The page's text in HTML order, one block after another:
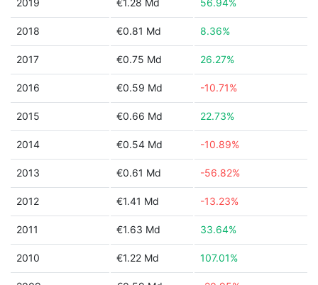
2019 €1.28 Md 56.94%
2018 €0.81 Md 8.36%
2017 €0.75 Md 26.27%
2016 €0.59 Md -10.71%
2015 €0.66 Md 22.73%
2014 €0.54 Md -10.89%
2013 €0.61 Md -56.82%
2012 €1.41 Md -13.23%
2011 €1.63 Md 33.64%
2010 €1.22 Md 107.01%